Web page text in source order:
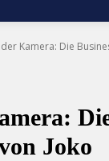
Kamera: Die
Joko